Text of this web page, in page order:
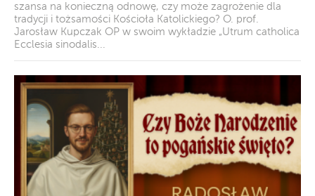
szansa na konieczną odnowę, czy może zagrożenie dla
tradycji i tożsamości Kościoła Katolickiego? O. prof.
Jarosław Kupczak OP w swoim wykładzie „Utrum catholica
Ecclesia sinodalis...